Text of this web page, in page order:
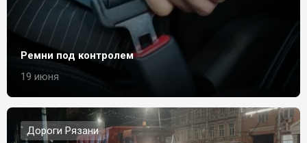
Ремни под контролем
19 июня
Дороги Рязани